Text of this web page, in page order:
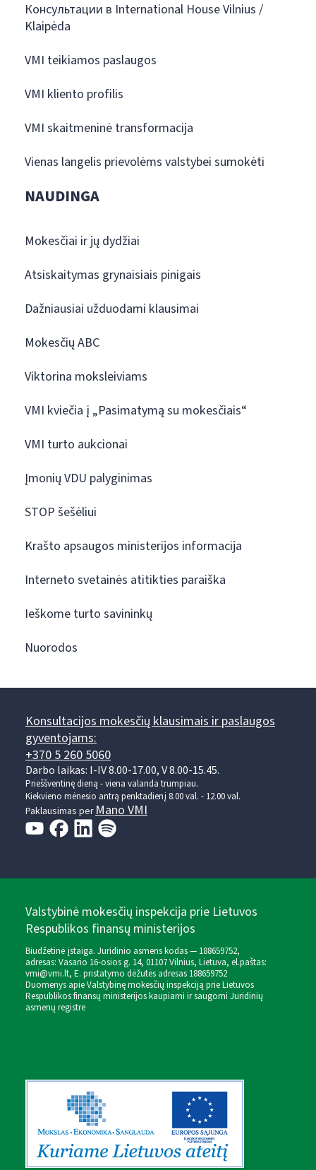
Консультации в International House Vilnius /
Klaipėda
VMI teikiamos paslaugos
VMI kliento profilis
VMI skaitmeninė transformacija
Vienas langelis prievolėms valstybei sumokėti
NAUDINGA
Mokesčiai ir jų dydžiai
Atsiskaitymas grynaisiais pinigais
Dažniausiai užduodami klausimai
Mokesčių ABC
Viktorina moksleiviams
VMI kviečia į „Pasimatymą su mokesčiais“
VMI turto aukcionai
Įmonių VDU palyginimas
STOP šešėliui
Krašto apsaugos ministerijos informacija
Interneto svetainės atitikties paraiška
Ieškome turto savininkų
Nuorodos
Konsultacijos mokesčių klausimais ir paslaugos
gyventojams:
+370 5 260 5060
Darbo laikas: I-IV 8.00-17.00, V 8.00-15.45.
Prieššventinę dieną - viena valanda trumpiau.
Kiekvieno mėnesio antrą penktadienį 8.00 val. - 12.00 val.
Paklausimas perMano VMI
Valstybinė mokesčių inspekcija prie Lietuvos
Respublikos finansų ministerijos
Biudžetinė įstaiga. Juridinio asmens kodas — 188659752,
adresas: Vasario 16-osios g. 14, 01107 Vilnius, Lietuva, el.paštas:
vmi@vmi.lt, E. pristatymo dėžutės adresas 188659752
Duomenys apie Valstybinę mokesčių inspekciją prie Lietuvos
Respublikos finansų ministerijos kaupiami ir saugomi Juridinių
asmenų registre